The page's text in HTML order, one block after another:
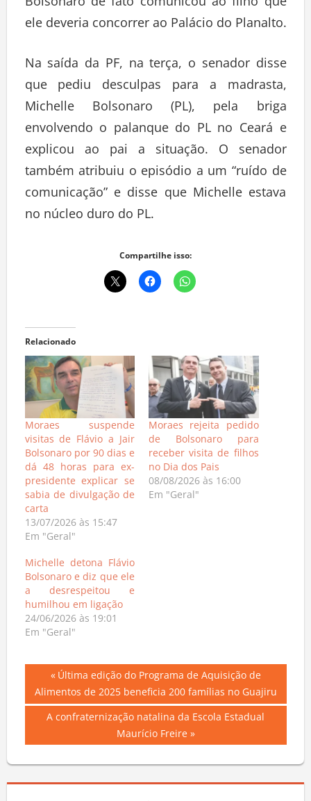
Bolsonaro de fato comunicou ao filho que
ele deveria concorrer ao Palácio do Planalto.
Na saída da PF, na terça, o senador disse
que pediu desculpas para a madrasta,
Michelle Bolsonaro (PL), pela briga
envolvendo o palanque do PL no Ceará e
explicou ao pai a situação. O senador
também atribuiu o episódio a um “ruído de
comunicação” e disse que Michelle estava
no núcleo duro do PL.
Compartilhe isso:
Relacionado
Moraes suspende
visitas de Flávio a Jair
Bolsonaro por 90 dias e
dá 48 horas para ex-
presidente explicar se
sabia de divulgação de
carta
13/07/2026 às 15:47
Em "Geral"
Moraes rejeita pedido
de Bolsonaro para
receber visita de filhos
no Dia dos Pais
08/08/2026 às 16:00
Em "Geral"
Michelle detona Flávio
Bolsonaro e diz que ele
a desrespeitou e
humilhou em ligação
24/06/2026 às 19:01
Em "Geral"
Navegação
de
Previous
Post:
Última edição do Programa de Aquisição de
Alimentos de 2025 beneficia 200 famílias no Guajiru
Next
A confraternização natalina da Escola Estadual
Maurício Freire